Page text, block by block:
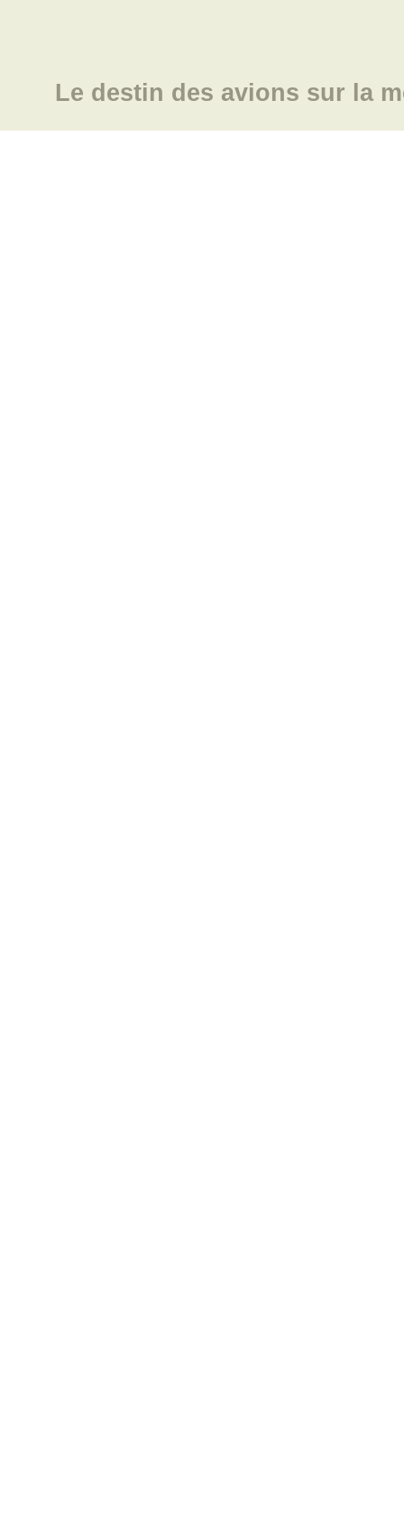
Le destin des avions sur la